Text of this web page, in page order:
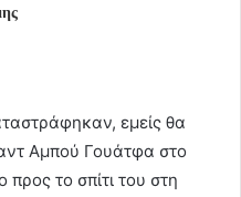
εμείς θα
Αμπού Γουάτφα στο
το σπίτι του στη